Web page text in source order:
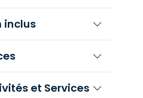
inclus
et Services